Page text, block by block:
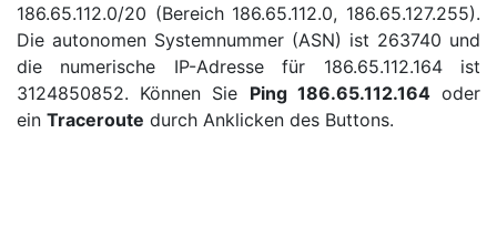
186.65.112.0/20 (Bereich 186.65.112.0, 186.65.127.255).
Die autonomen Systemnummer (ASN) ist 263740 und
die numerische IP-Adresse für 186.65.112.164 ist
3124850852. Können Sie Ping 186.65.112.164oder
ein Traceroute durch Anklicken des Buttons.